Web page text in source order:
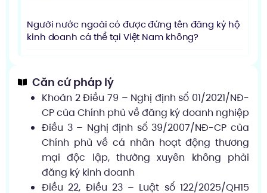
Người nước ngoài có được đứng tên đăng ký hộ
kinh doanh cá thể tại Việt Nam không?
Căn cứ pháp lý
Khoản 2 Điều 79 – Nghị định số 01/2021/NĐ-
CP của Chính phủ về đăng ký doanh nghiệp
Điều 3 – Nghị định số 39/2007/NĐ-CP của
Chính phủ về cá nhân hoạt động thương
mại độc lập, thường xuyên không phải
đăng ký kinh doanh
Điều 22, Điều 23 – Luật số 122/2025/QH15